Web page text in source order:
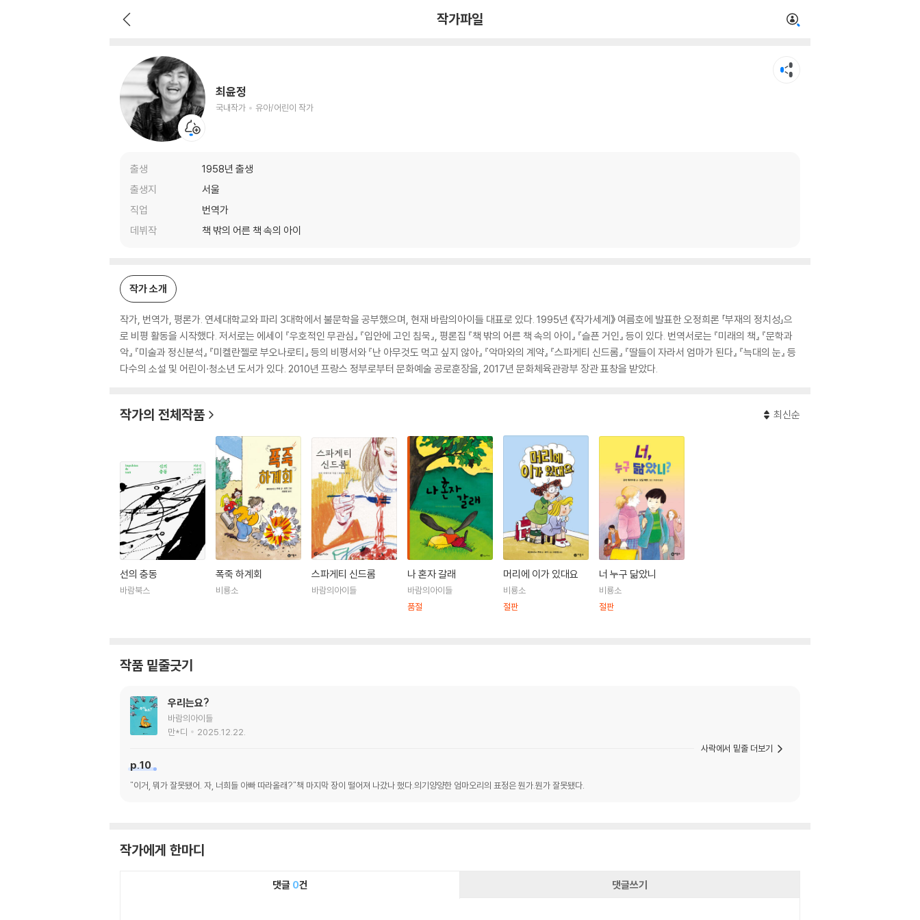
작가파일
최윤정
국내작가 유아/어린이 작가
출생
1958년 출생
출생지
서울
직업
번역가
데뷔작
책 밖의 어른 책 속의 아이
작가 소개
작가, 번역가, 평론가. 연세대학교와 파리 3대학에서 불문학을 공부했으며, 현재 바람의아이들 대표로 있다. 1995년 《작가세계》 여름호에 발표한 오정희론 「부재의 정치성」으
로 비평 활동을 시작했다. 저서로는 에세이 『우호적인 무관심』 『입안에 고인 침묵』, 평론집 『책 밖의 어른 책 속의 아이』 『슬픈 거인』 등이 있다. 번역서로는 『미래의 책』 『문학과
악』 『미술과 정신분석』 『미켈란젤로 부오나로티』 등의 비평서와 『난 아무것도 먹고 싶지 않아』 『악마와의 계약』 『스파게티 신드롬』 『딸들이 자라서 엄마가 된다』 『늑대의 눈』 등
다수의 소설 및 어린이·청소년 도서가 있다. 2010년 프랑스 정부로부터 문화예술 공로훈장을, 2017년 문화체육관광부 장관 표창을 받았다.
작가의 전체작품 최신순
선의 충동
바람북스
폭죽 하계회
비룡소
스파게티 신드롬
바람의아이들
나 혼자 갈래
바람의아이들
품절
머리에 이가 있대요
비룡소
절판
너 누구 닮았니
비룡소
절판
작품 밑줄긋기
우리는요?
바람의아이들
만*디
2025.12.22.
p.10
"이거, 뭐가 잘못됐어. 자, 너희들 아빠 따라올래?"책 마지막 장이 떨어져 나갔나 했다.의기양양한 엄마오리의 표정은 뭔가.뭔가 잘못됐다.
사락에서 밑줄 더보기
작가에게 한마디
댓글 0건 댓글쓰기